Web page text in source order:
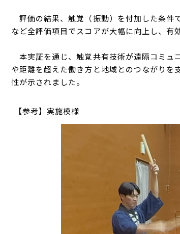
評価の結果、触覚（振動）を付加した条件
など全評価項目でスコアが大幅に向上し、有
本実証を通じ、触覚共有技術が遠隔コミュ
や距離を超えた働き方と地域とのつながり
性が示されました。
【参考】実施模様